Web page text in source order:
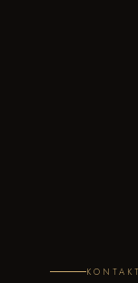
KONTAKT